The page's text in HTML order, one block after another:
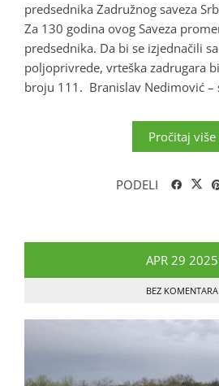
predsednika Zadružnog saveza
Za 130 godina ovog Saveza
predsednika. Da bi se izjednačili
poljoprivrede, vrteška zadrugara
broju 111. Branislav Nedimović –
Pročitaj više
PODELI
APR 29 2025
BEZ KOMENTARA